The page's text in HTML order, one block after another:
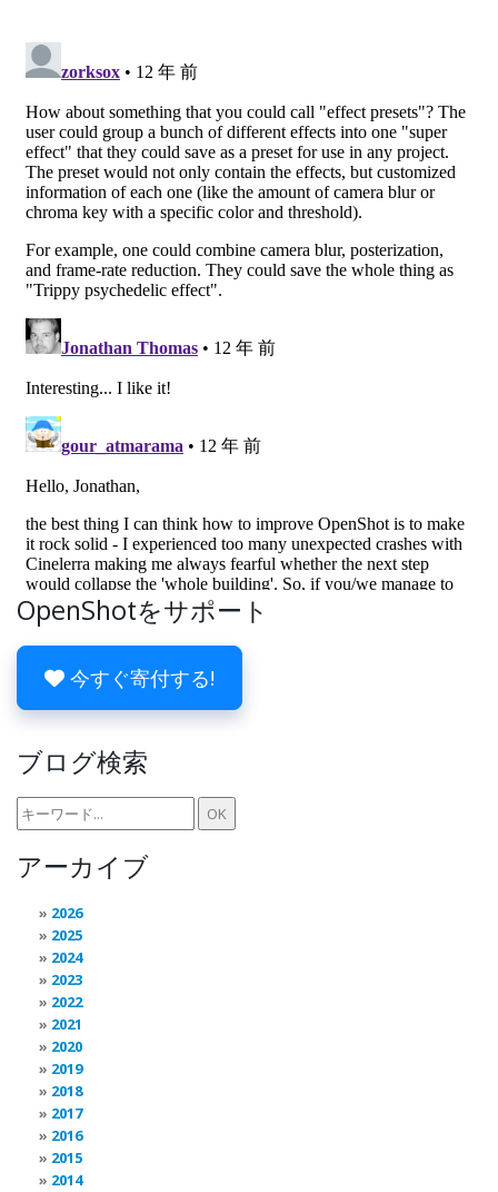
OpenShotをサポート
今すぐ寄付する!
ブログ検索
アーカイブ
2026
2025
2024
2023
2022
2021
2020
2019
2018
2017
2016
2015
2014